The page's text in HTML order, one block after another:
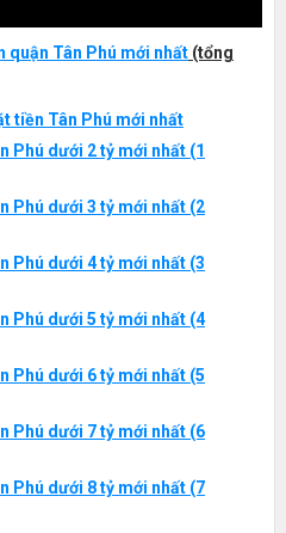
quận Tân Phú mới nhất(tổng
tiền Tân Phú mới nhất
Phú dưới 2 tỷ mới nhất (1
Phú dưới 3 tỷ mới nhất (2
Phú dưới 4 tỷ mới nhất (3
Phú dưới 5 tỷ mới nhất (4
Phú dưới 6 tỷ mới nhất (5
Phú dưới 7 tỷ mới nhất (6
Phú dưới 8 tỷ mới nhất (7